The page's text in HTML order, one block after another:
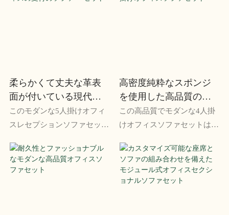
柔らかくて丈夫な革表
面が付いている現代の 5
席のオフィスの受付の
ソファー セット
このモダンな5人掛けオフィ
スレセプションソファセット
表面を組み合わせた洗練され
たデザインが特徴です。 快
高密度純粋なスポンジ
を使用した高品質のモ
ダンな 4 人掛けオフィ
スソファセット
この高品質でモダンな4人掛
けオフィスソファセットは、
の純粋なスポンジで設計され
ています。 洗練された現代
的なデザインは、あらゆるオ